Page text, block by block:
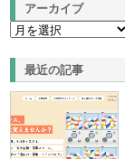
アーカイブ
最近の記事